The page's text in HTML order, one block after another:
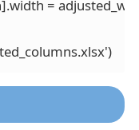
=
wb.save('bank_data_auto_adjusted_columns.xlsx')